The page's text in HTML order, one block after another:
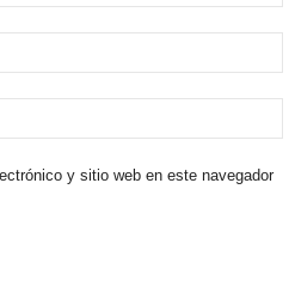
y sitio web en este navegador